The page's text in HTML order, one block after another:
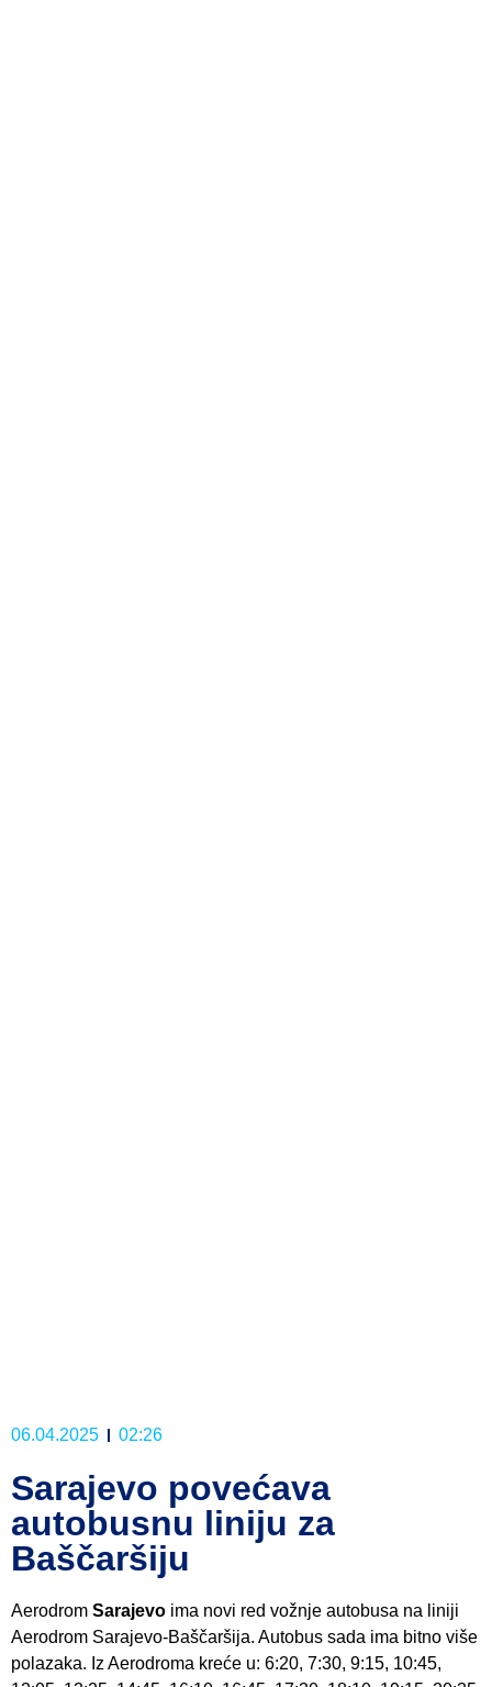
06.04.2025 02:26
Sarajevo povećava
autobusnu liniju za
Baščaršiju
Aerodrom Sarajevo ima novi red vožnje autobusa na liniji
Aerodrom Sarajevo-Baščaršija. Autobus sada ima bitno više
polazaka. Iz Aerodroma kreće u: 6:20, 7:30, 9:15, 10:45,